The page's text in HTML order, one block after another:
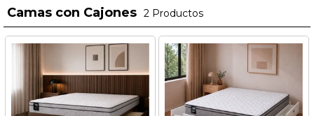
Camas con Cajones 2 Productos